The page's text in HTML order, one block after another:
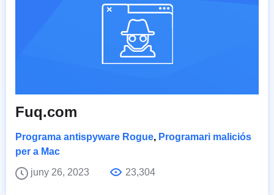
Fuq.com
Programa antispyware Rogue, Programari maliciós
per a Mac
juny 26, 2023
23,304